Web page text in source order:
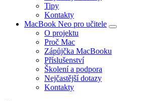
Tipy
Kontakty
MacBook Neo pro učitele
O projektu
Proč Mac
Zápůjčka MacBooku
Příslušenství
Školení a podpora
Nejčastější dotazy
Kontakty